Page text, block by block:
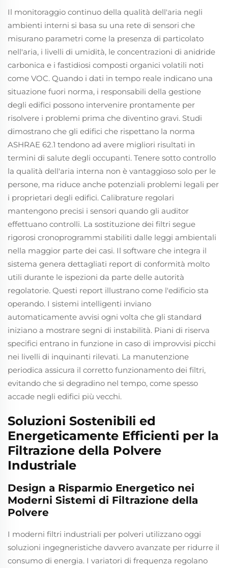
Il monitoraggio continuo della qualità dell'aria negli
ambienti interni si basa su una rete di sensori che
misurano parametri come la presenza di particolato
nell'aria, i livelli di umidità, le concentrazioni di anidride
carbonica e i fastidiosi composti organici volatili noti
come VOC. Quando i dati in tempo reale indicano una
situazione fuori norma, i responsabili della gestione
degli edifici possono intervenire prontamente per
risolvere i problemi prima che diventino gravi. Studi
dimostrano che gli edifici che rispettano la norma
ASHRAE 62.1 tendono ad avere migliori risultati in
termini di salute degli occupanti. Tenere sotto controllo
la qualità dell'aria interna non è vantaggioso solo per le
persone, ma riduce anche potenziali problemi legali per
i proprietari degli edifici. Calibrature regolari
mantengono precisi i sensori quando gli auditor
effettuano controlli. La sostituzione dei filtri segue
rigorosi cronoprogrammi stabiliti dalle leggi ambientali
nella maggior parte dei casi. Il software che integra il
sistema genera dettagliati report di conformità molto
utili durante le ispezioni da parte delle autorità
regolatorie. Questi report illustrano come l'edificio sta
operando. I sistemi intelligenti inviano
automaticamente avvisi ogni volta che gli standard
iniziano a mostrare segni di instabilità. Piani di riserva
specifici entrano in funzione in caso di improvvisi picchi
nei livelli di inquinanti rilevati. La manutenzione
periodica assicura il corretto funzionamento dei filtri,
evitando che si degradino nel tempo, come spesso
accade negli edifici più vecchi.
Soluzioni Sostenibili ed
Energeticamente Efficienti per la
Filtrazione della Polvere
Industriale
Design a Risparmio Energetico nei
Moderni Sistemi di Filtrazione della
Polvere
I moderni filtri industriali per polveri utilizzano oggi
soluzioni ingegneristiche davvero avanzate per ridurre il
consumo di energia. I variatori di frequenza regolano